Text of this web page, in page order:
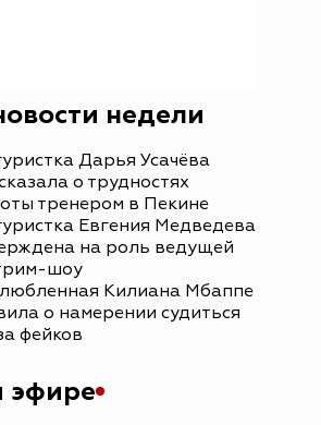
недели
Дарья Усачёва
о трудностях
тренером в Пекине
Евгения Медведева
на роль ведущей
шоу
Килиана Мбаппе
о намерении судиться
фейков
эфире